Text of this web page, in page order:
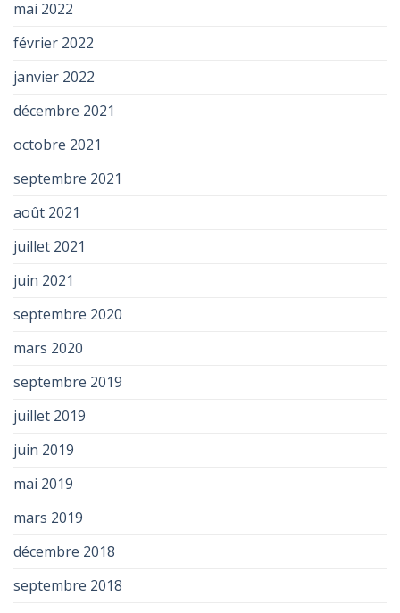
mai 2022
février 2022
janvier 2022
décembre 2021
octobre 2021
septembre 2021
août 2021
juillet 2021
juin 2021
septembre 2020
mars 2020
septembre 2019
juillet 2019
juin 2019
mai 2019
mars 2019
décembre 2018
septembre 2018